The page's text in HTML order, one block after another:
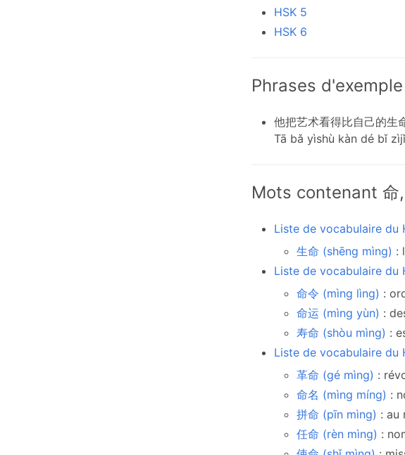
HSK 5
HSK 6
Phrases
他把艺术看得比自己的生
Tā bǎ yìshù kàn dé bǐ
Mots contenant 命
Liste de vocabulaire du
生命 (shēng mìng) :
Liste de vocabulaire du
命令 (mìng lìng) :
命运 (mìng yùn) :
寿命 (shòu mìng) :
Liste de vocabulaire du
革命 (gé mìng) :
命名 (mìng míng) :
拼命 (pīn mìng) : au
任命 (rèn mìng) :